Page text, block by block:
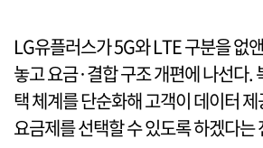
LG유플러스가 5G와 LTE 구분을 없
놓고 요금·결합 구조 개편에 나선다.
택 체계를 단순화해 고객이 데이터
요금제를 선택할 수 있도록 하겠다는